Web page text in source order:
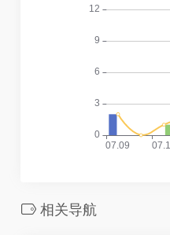
相关导航